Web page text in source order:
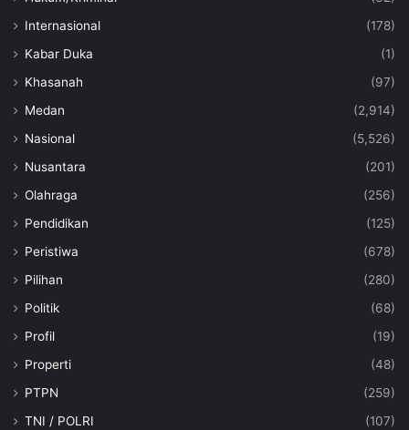
Internasional
(178)
Kabar Duka
(1)
Khasanah
(97)
Medan
(2,914)
Nasional
(5,526)
Nusantara
(201)
Olahraga
(256)
Pendidikan
(125)
Peristiwa
(678)
Pilihan
(280)
Politik
(68)
Profil
(19)
Properti
(48)
PTPN
(259)
TNI / POLRI
(107)